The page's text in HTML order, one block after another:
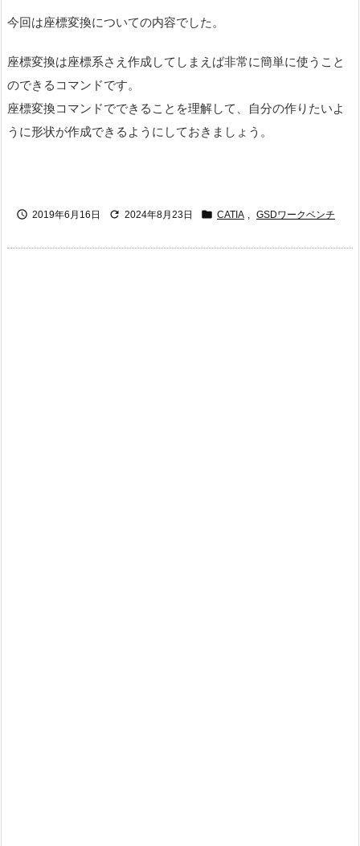
今回は座標変換についての内容でした。
座標変換は座標系さえ作成してしまえば非常に簡単に使うこと
のできるコマンドです。
座標変換コマンドでできることを理解して、自分の作りたいよ
うに形状が作成できるようにしておきましょう。
 2019年6月16日  2024年8月23日  CATIA GSDワークベンチ